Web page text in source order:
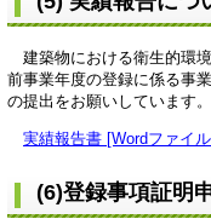
建築物における衛生的環
前事業年度の登録に係る事
の提出をお願いしています。
実績報告書 [Wordファイ
(6)登録事項証明